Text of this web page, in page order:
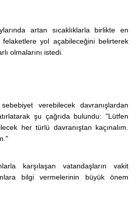
artan sıcaklıklarla birlikte en
yol açabileceğini belirterek
olmalarını istedi.
verebilecek davranışlardan
şu çağrıda bulundu: "Lütfen
her türlü davranıştan kaçınalım.
karşılaşan vatandaşların vakit
bilgi vermelerinin büyük önem